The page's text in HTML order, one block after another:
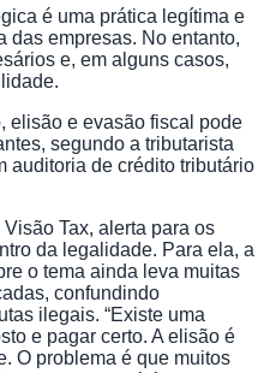
é uma prática legítima e
das empresas. No entanto,
e, em alguns casos,
elisão e evasão fiscal pode
segundo a tributarista
auditoria de crédito tributário
Tax, alerta para os
da legalidade. Para ela, a
o tema ainda leva muitas
confundindo
ilegais. “Existe uma
e pagar certo. A elisão é
O problema é que muitos